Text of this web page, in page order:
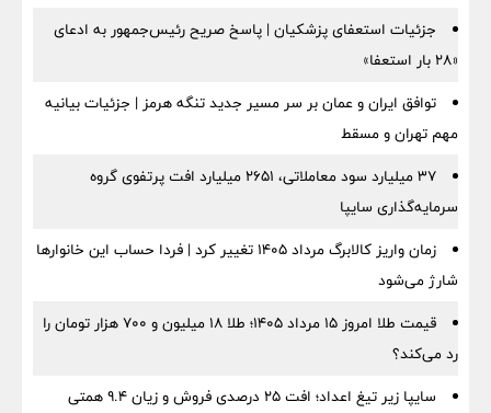
جزئیات استعفای پزشکیان | پاسخ صریح رئیس‌جمهور به ادعای
«۲۸ بار استعفا»
توافق ایران و عمان بر سر مسیر جدید تنگه هرمز | جزئیات بیانیه
مهم تهران و مسقط
۳۷ میلیارد سود معاملاتی، ۲۶۵۱ میلیارد افت پرتفوی گروه
سرمایه‌گذاری سایپا
زمان واریز کالابرگ مرداد ۱۴۰۵ تغییر کرد | فردا حساب این خانوارها
شارژ می‌شود
قیمت طلا امروز ۱۵ مرداد ۱۴۰۵؛ طلا ۱۸ میلیون و ۷۰۰ هزار تومان را
رد می‌کند؟
سایپا زیر تیغ اعداد؛ افت ۲۵ درصدی فروش و زیان ۹.۴ همتی